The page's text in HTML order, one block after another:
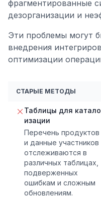
фрагментированные
дезорганизации и
Эти проблемы могут
внедрения
оптимизации
СТАРЫЕ МЕТОДЫ
Таблицы для
изации
Перечень продуктов
и данные участников
отслеживаются в
различных таблицах,
подверженных
ошибкам и сложным
обновлениям.